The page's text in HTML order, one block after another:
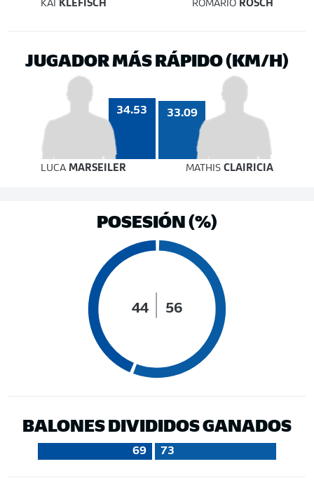
KAI KLEFISCH ROMARIO RÖSCH
JUGADOR MÁS RÁPIDO (KM/H)
34.53 33.09
LUCA MARSEILER MATHISCLAIRICIA
POSESIÓN (%)
44 56
BALONES DIVIDIDOS GANADOS
69 73